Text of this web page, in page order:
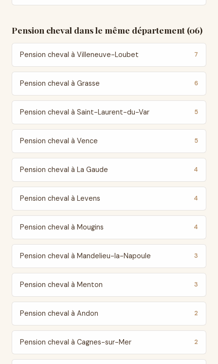
Pension cheval dans le même département (06)
Pension cheval à Villeneuve-Loubet 7
Pension cheval à Grasse 6
Pension cheval à Saint-Laurent-du-Var 5
Pension cheval à Vence 5
Pension cheval à La Gaude 4
Pension cheval à Levens 4
Pension cheval à Mougins 4
Pension cheval à Mandelieu-la-Napoule 3
Pension cheval à Menton 3
Pension cheval à Andon 2
Pension cheval à Cagnes-sur-Mer 2